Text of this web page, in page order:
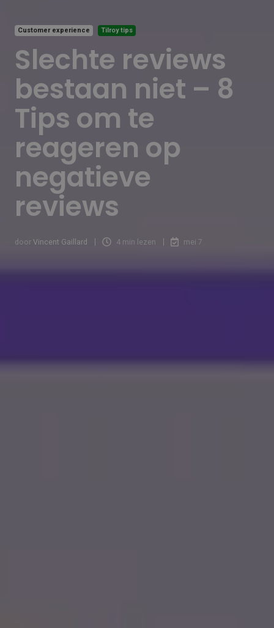
Customer experience Tilroy tips
Slechte reviews
bestaan niet – 8
Tips om te
reageren op
negatieve
reviews
door Vincent Gaillard 4 min lezen mei 7